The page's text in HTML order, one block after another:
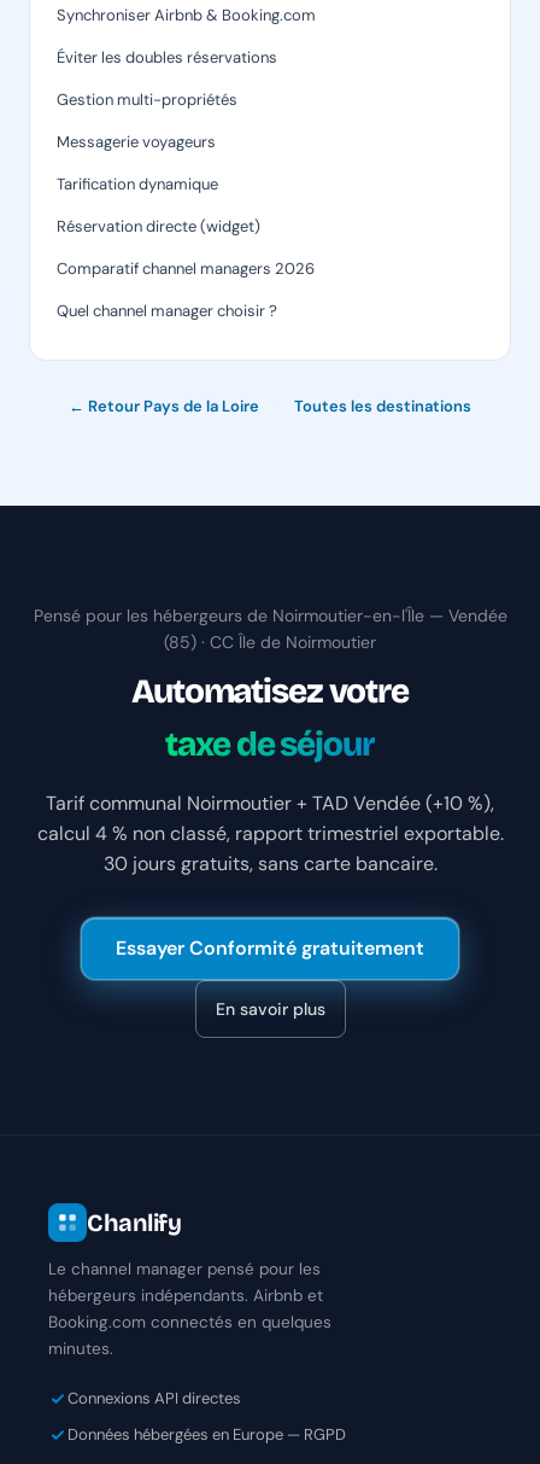
Synchroniser Airbnb & Booking.com
Éviter les doubles réservations
Gestion multi-propriétés
Messagerie voyageurs
Tarification dynamique
Réservation directe (widget)
Comparatif channel managers 2026
Quel channel manager choisir ?
← Retour Pays de la Loire Toutes les destinations
Pensé pour les hébergeurs de Noirmoutier-en-l'Île — Vendée
(85) · CC Île de Noirmoutier
Automatisez votre
taxe de séjour
Tarif communal Noirmoutier + TAD Vendée (+10 %),
calcul 4 % non classé, rapport trimestriel exportable.
30 jours gratuits, sans carte bancaire.
Essayer Conformité gratuitement
En savoir plus
Chanlify
Le channel manager pensé pour les
hébergeurs indépendants. Airbnb et
Booking.com connectés en quelques
minutes.
Connexions API directes
Données hébergées en Europe — RGPD